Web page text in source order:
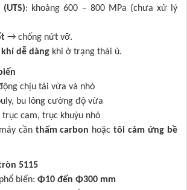
: khoảng 600 – 800 MPa (chưa xử lý
→ chống nứt vỡ.
dễ dàng khi ở trạng thái ủ.
chịu tải vừa và nhỏ
bu lông cường độ vừa
cam, trục khuỷu nhỏ
cần thấm carbon hoặctôi cảm ứng bề
5115
biến: Φ10 đến Φ300 mm